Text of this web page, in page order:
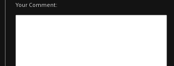
Your Comment: